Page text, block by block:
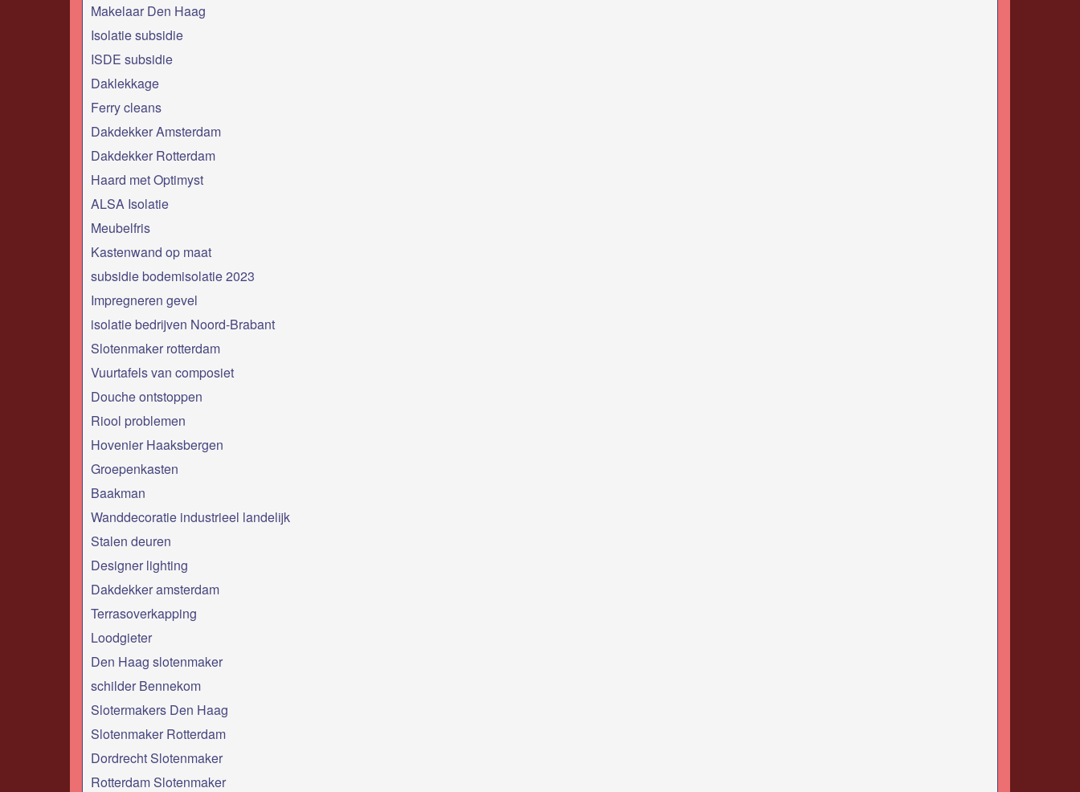
Makelaar Den Haag
Isolatie subsidie
ISDE subsidie
Daklekkage
Ferry cleans
Dakdekker Amsterdam
Dakdekker Rotterdam
Haard met Optimyst
ALSA Isolatie
Meubelfris
Kastenwand op maat
subsidie bodemisolatie 2023
Impregneren gevel
isolatie bedrijven Noord-Brabant
Slotenmaker rotterdam
Vuurtafels van composiet
Douche ontstoppen
Riool problemen
Hovenier Haaksbergen
Groepenkasten
Baakman
Wanddecoratie industrieel landelijk
Stalen deuren
Designer lighting
Dakdekker amsterdam
Terrasoverkapping
Loodgieter
Den Haag slotenmaker
schilder Bennekom
Slotermakers Den Haag
Slotenmaker Rotterdam
Dordrecht Slotenmaker
Rotterdam Slotenmaker